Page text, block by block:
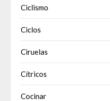
Ciclismo
Ciclos
Ciruelas
Cítricos
Cocinar